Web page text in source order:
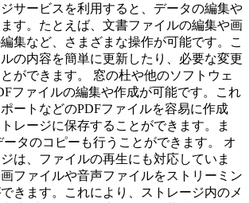
サービスを利用すると、データの編集や
す。たとえば、文書ファイルの編集や画
集など、さまざまな操作が可能です。こ
の内容を簡単に更新したり、必要な変更
ができます。 窓の杜や他のソフトウェ
ファイルの編集や作成が可能です。これ
ートなどのPDFファイルを容易に作成
レージに保存することができます。ま
タのコピーも行うことができます。 オ
は、ファイルの再生にも対応していま
ファイルや音声ファイルをストリーミン
きます。これにより、ストレージ内のメ